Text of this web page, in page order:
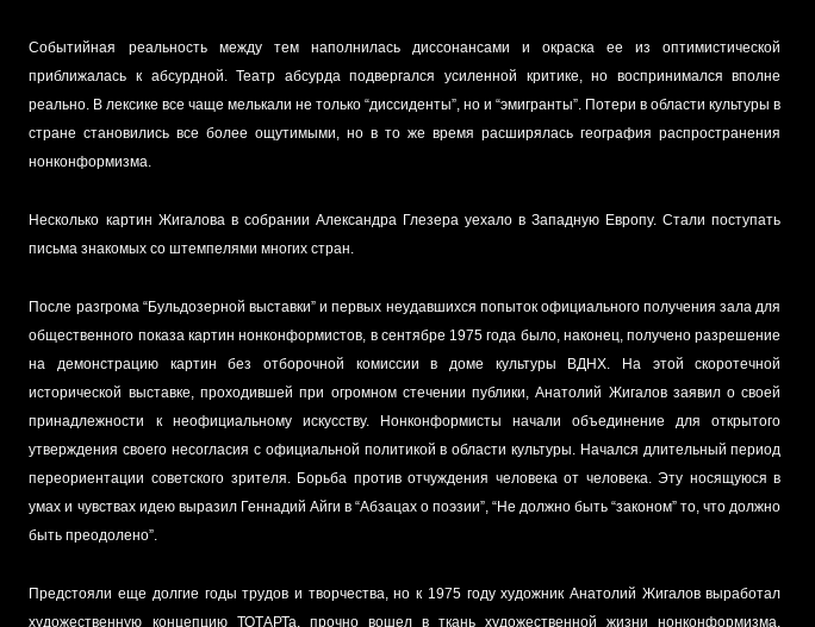
Событийная реальность между тем наполнилась диссонансами и окраска ее из оптимистической
приближалась к абсурдной. Театр абсурда подвергался усиленной критике, но воспринимался вполне
реально. В лексике все чаще мелькали не только “диссиденты”, но и “эмигранты”. Потери в области культуры в
стране становились все более ощутимыми, но в то же время расширялась география распространения
нонконформизма.
Несколько картин Жигалова в собрании Александра Глезера уехало в Западную Европу. Стали поступать
письма знакомых со штемпелями многих стран.
После разгрома “Бульдозерной выставки” и первых неудавшихся попыток официального получения зала для
общественного показа картин нонконформистов, в сентябре 1975 года было, наконец, получено разрешение
на демонстрацию картин без отборочной комиссии в доме культуры ВДНХ. На этой скоротечной
исторической выставке, проходившей при огромном стечении публики, Анатолий Жигалов заявил о своей
принадлежности к неофициальному искусству. Нонконформисты начали объединение для открытого
утверждения своего несогласия с официальной политикой в области культуры. Начался длительный период
переориентации советского зрителя. Борьба против отчуждения человека от человека. Эту носящуюся в
умах и чувствах идею выразил Геннадий Айги в “Абзацах о поэзии”, “Не должно быть “законом” то, что должно
быть преодолено”.
Предстояли еще долгие годы трудов и творчества, но к 1975 году художник Анатолий Жигалов выработал
художественную концепцию ТОТАРТа, прочно вошел в ткань художественной жизни нонконформизма,